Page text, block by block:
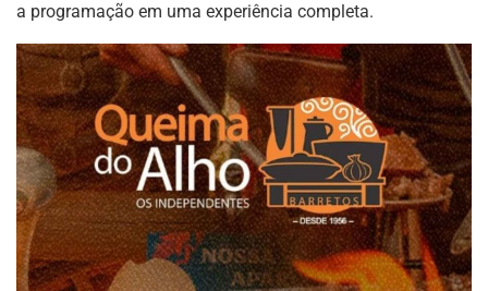
a programação em uma experiência completa.